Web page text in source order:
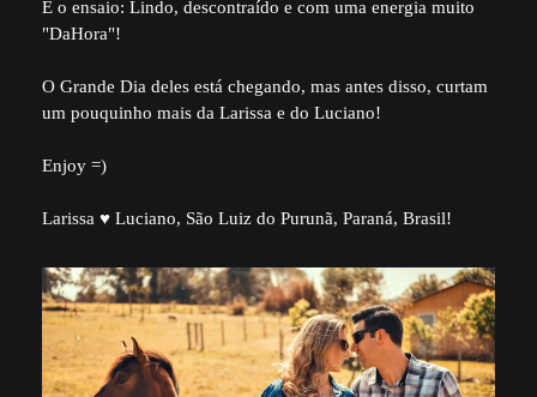
E o ensaio: Lindo, descontraído e com uma energia muito
"DaHora"!
O Grande Dia deles está chegando, mas antes disso, curtam
um pouquinho mais da Larissa e do Luciano!
Enjoy =)
Larissa ♥ Luciano, São Luiz do Purunã, Paraná, Brasil!